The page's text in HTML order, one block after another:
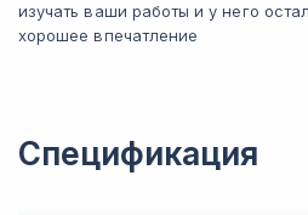
изучать ваши работы и у него
хорошее впечатление
Спецификация